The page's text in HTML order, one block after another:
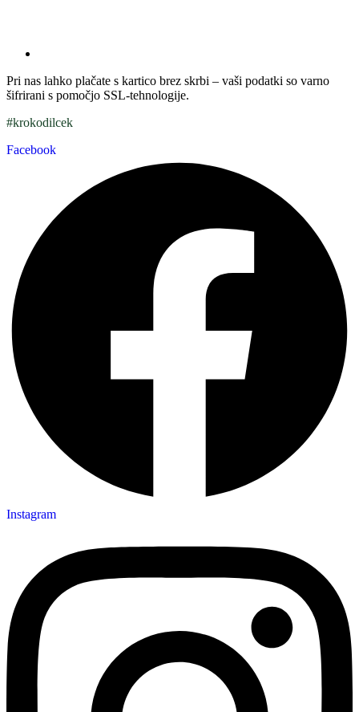
Pri nas lahko plačate s kartico brez skrbi – vaši podatki so varno
šifrirani s pomočjo SSL-tehnologije.
#krokodilcek
Facebook
Instagram